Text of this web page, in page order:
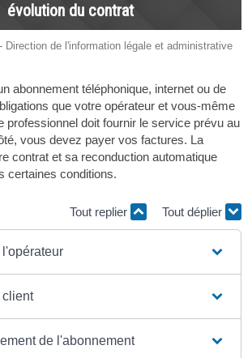
évolution du contrat
Direction de l'information légale et administrative
abonnement téléphonique, internet ou de
que votre opérateur et vous-même
professionnel doit fournir le service prévu au
vous devez payer vos factures. La
contrat et sa reconduction automatique
certaines conditions.
Tout replier Tout déplier
client
de l'abonnement